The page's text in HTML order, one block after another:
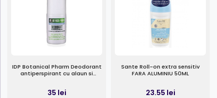
IDP Botanical Pharm Deodorant
antiperspirant cu alaun si
35 lei
Sante Roll-on extra sensitiv
FARA ALUMINIU 50ML
23.55 lei